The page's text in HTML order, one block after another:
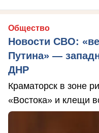
Общество
Новости СВО:
Путина» —
ДНР
Краматорск в зоне
«Востока» и клещи